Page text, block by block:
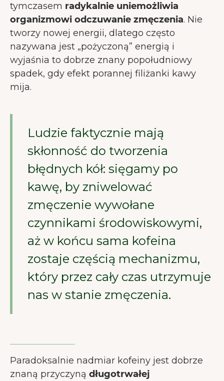
tymczasem radykalnie uniemożliwia
organizmowi odczuwanie zmęczenia. Nie
tworzy nowej energii, dlatego często
nazywana jest „pożyczoną” energią i
wyjaśnia to dobrze znany popołudniowy
spadek, gdy efekt porannej filiżanki kawy
mija.
Ludzie faktycznie mają
skłonność do tworzenia
błędnych kół: sięgamy po
kawę, by zniwelować
zmęczenie wywołane
czynnikami środowiskowymi,
aż w końcu sama kofeina
zostaje częścią mechanizmu,
który przez cały czas utrzymuje
nas w stanie zmęczenia.
Paradoksalnie nadmiar kofeiny jest dobrze
znaną przyczyną długotrwałej